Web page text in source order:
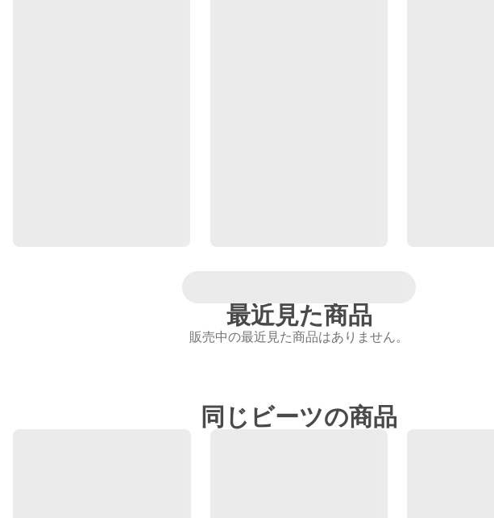
最近見た商品
販売中の最近見た商品はありません。
同じビーツの商品